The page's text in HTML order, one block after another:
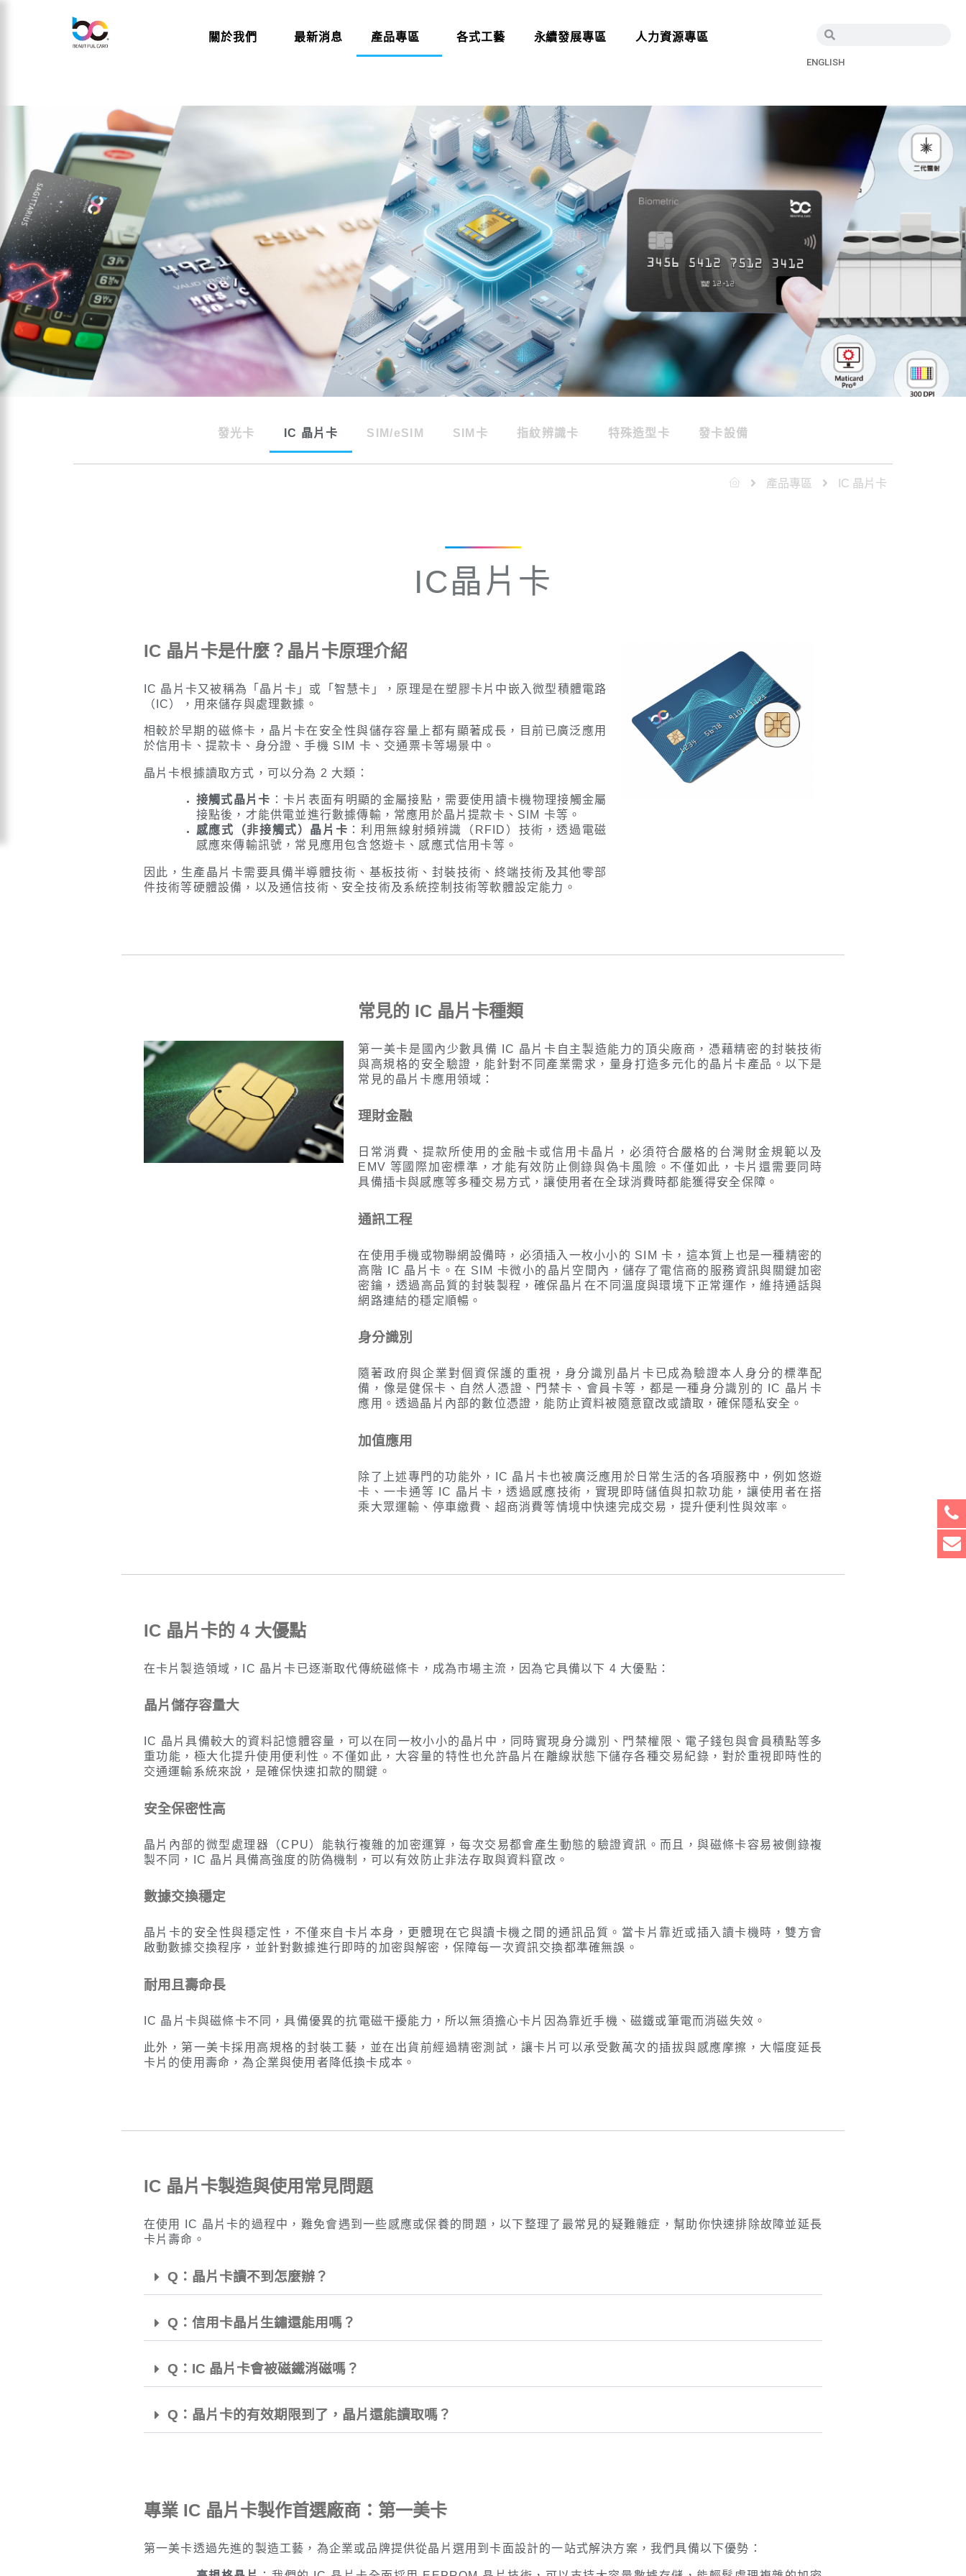
關於我們 最新消息 產品專區 各式工藝 永續發展專區 人力資源專區
ENGLISH
發光卡 IC 晶片卡 SIM/eSIM SIM卡 指紋辨識卡 特殊造型卡 發卡設備
產品專區 IC 晶片卡
IC晶片卡
IC 晶片卡是什麼？晶片卡原理介紹
IC 晶片卡又被稱為「晶片卡」或「智慧卡」，原理是在塑膠卡片中嵌入微型積體電路
（IC），用來儲存與處理數據。
相較於早期的磁條卡，晶片卡在安全性與儲存容量上都有顯著成長，目前已廣泛應用
於信用卡、提款卡、身分證、手機 SIM 卡、交通票卡等場景中。
晶片卡根據讀取方式，可以分為 2 大類：
接觸式晶片卡 ：卡片表面有明顯的金屬接點，需要使用讀卡機物理接觸金屬
接點後，才能供電並進行數據傳輸，常應用於晶片提款卡、SIM 卡等。
感應式（非接觸式）晶片卡 ：利用無線射頻辨識（RFID）技術，透過電磁
感應來傳輸訊號，常見應用包含悠遊卡、感應式信用卡等。
因此，生產晶片卡需要具備半導體技術、基板技術、封裝技術、終端技術及其他零部
件技術等硬體設備，以及通信技術、安全技術及系統控制技術等軟體設定能力。
常見的 IC 晶片卡種類
第一美卡是國內少數具備 IC 晶片卡自主製造能力的頂尖廠商，憑藉精密的封裝技術
與高規格的安全驗證，能針對不同產業需求，量身打造多元化的晶片卡產品。以下是
常見的晶片卡應用領域：
理財金融
日常消費、提款所使用的金融卡或信用卡晶片，必須符合嚴格的台灣財金規範以及
EMV 等國際加密標準，才能有效防止側錄與偽卡風險。不僅如此，卡片還需要同時
具備插卡與感應等多種交易方式，讓使用者在全球消費時都能獲得安全保障。
通訊工程
在使用手機或物聯網設備時，必須插入一枚小小的 SIM 卡，這本質上也是一種精密的
高階 IC 晶片卡。在 SIM 卡微小的晶片空間內，儲存了電信商的服務資訊與關鍵加密
密鑰，透過高品質的封裝製程，確保晶片在不同溫度與環境下正常運作，維持通話與
網路連結的穩定順暢。
身分識別
隨著政府與企業對個資保護的重視，身分識別晶片卡已成為驗證本人身分的標準配
備，像是健保卡、自然人憑證、門禁卡、會員卡等，都是一種身分識別的 IC 晶片卡
應用。透過晶片內部的數位憑證，能防止資料被隨意竄改或讀取，確保隱私安全。
加值應用
除了上述專門的功能外，IC 晶片卡也被廣泛應用於日常生活的各項服務中，例如悠遊
卡、一卡通等 IC 晶片卡，透過感應技術，實現即時儲值與扣款功能，讓使用者在搭
乘大眾運輸、停車繳費、超商消費等情境中快速完成交易，提升便利性與效率。
IC 晶片卡的 4 大優點
在卡片製造領域，IC 晶片卡已逐漸取代傳統磁條卡，成為市場主流，因為它具備以下 4 大優點：
晶片儲存容量大
IC 晶片具備較大的資料記憶體容量，可以在同一枚小小的晶片中，同時實現身分識別、門禁權限、電子錢包與會員積點等多
重功能，極大化提升使用便利性。不僅如此，大容量的特性也允許晶片在離線狀態下儲存各種交易紀錄，對於重視即時性的
交通運輸系統來說，是確保快速扣款的關鍵。
安全保密性高
晶片內部的微型處理器（CPU）能執行複雜的加密運算，每次交易都會產生動態的驗證資訊。而且，與磁條卡容易被側錄複
製不同，IC 晶片具備高強度的防偽機制，可以有效防止非法存取與資料竄改。
數據交換穩定
晶片卡的安全性與穩定性，不僅來自卡片本身，更體現在它與讀卡機之間的通訊品質。當卡片靠近或插入讀卡機時，雙方會
啟動數據交換程序，並針對數據進行即時的加密與解密，保障每一次資訊交換都準確無誤。
耐用且壽命長
IC 晶片卡與磁條卡不同，具備優異的抗電磁干擾能力，所以無須擔心卡片因為靠近手機、磁鐵或筆電而消磁失效。
此外，第一美卡採用高規格的封裝工藝，並在出貨前經過精密測試，讓卡片可以承受數萬次的插拔與感應摩擦，大幅度延長
卡片的使用壽命，為企業與使用者降低換卡成本。
IC 晶片卡製造與使用常見問題
在使用 IC 晶片卡的過程中，難免會遇到一些感應或保養的問題，以下整理了最常見的疑難雜症，幫助你快速排除故障並延長
卡片壽命。
Q：晶片卡讀不到怎麼辦？
Q：信用卡晶片生鏽還能用嗎？
Q：IC 晶片卡會被磁鐵消磁嗎？
Q：晶片卡的有效期限到了，晶片還能讀取嗎？
專業 IC 晶片卡製作首選廠商：第一美卡
第一美卡透過先進的製造工藝，為企業或品牌提供從晶片選用到卡面設計的一站式解決方案，我們具備以下優勢：